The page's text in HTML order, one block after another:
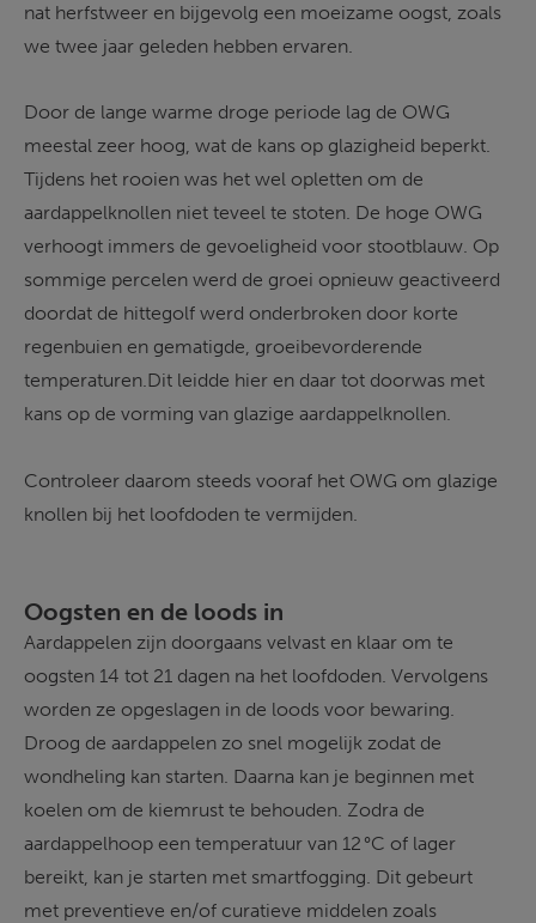
nat herfstweer en bijgevolg een moeizame oogst, zoals
we twee jaar geleden hebben ervaren.
Door de lange warme droge periode lag de OWG
meestal zeer hoog, wat de kans op glazigheid beperkt.
Tijdens het rooien was het wel opletten om de
aardappelknollen niet teveel te stoten. De hoge OWG
verhoogt immers de gevoeligheid voor stootblauw. Op
sommige percelen werd de groei opnieuw geactiveerd
doordat de hittegolf werd onderbroken door korte
regenbuien en gematigde, groeibevorderende
temperaturen.Dit leidde hier en daar tot doorwas met
kans op de vorming van glazige aardappelknollen.
Controleer daarom steeds vooraf het OWG om glazige
knollen bij het loofdoden te vermijden.
Oogsten en de loods in
Aardappelen zijn doorgaans velvast en klaar om te
oogsten 14 tot 21 dagen na het loofdoden. Vervolgens
worden ze opgeslagen in de loods voor bewaring.
Droog de aardappelen zo snel mogelijk zodat de
wondheling kan starten. Daarna kan je beginnen met
koelen om de kiemrust te behouden. Zodra de
aardappelhoop een temperatuur van 12 °C of lager
bereikt, kan je starten met smartfogging. Dit gebeurt
met preventieve en/of curatieve middelen zoals